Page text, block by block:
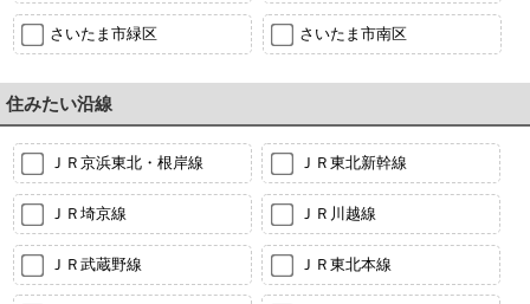
さいたま市緑区 さいたま市南区
住みたい沿線
ＪＲ京浜東北・根岸線 ＪＲ東北新幹線
ＪＲ埼京線 ＪＲ川越線
ＪＲ武蔵野線 ＪＲ東北本線